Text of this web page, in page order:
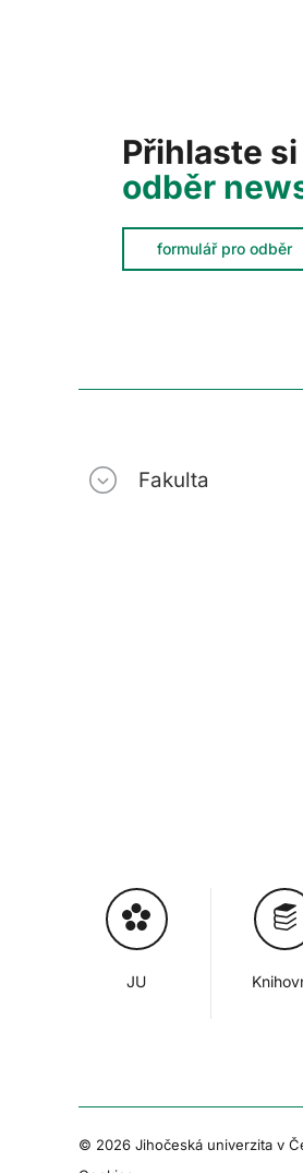
Přihlaste si
odběr
formulář pro odběr
Fakulta
JU
© 2026 Jihočeská univerzita v